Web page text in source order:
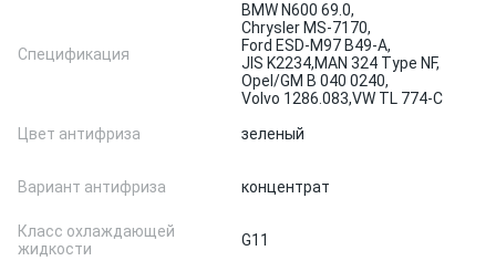
Спецификация
BMW N600 69.0,
Chrysler MS-7170,
Ford ESD-M97 B49-A,
JIS K2234,MAN 324 Type NF,
Opel/GM B 040 0240,
Volvo 1286.083,VW TL 774-C
Цвет антифриза
зеленый
Вариант антифриза концентрат
Класс охлаждающей
жидкости
G11